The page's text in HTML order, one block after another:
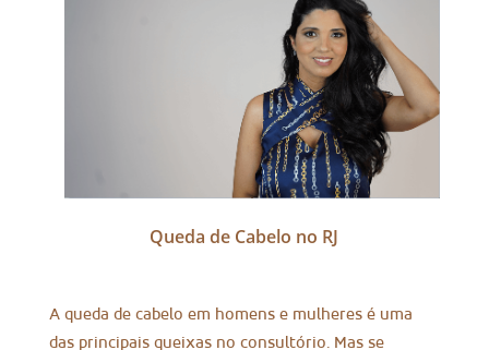
Queda de Cabelo no RJ
A queda de cabelo em homens e mulheres é uma
das principais queixas no consultório. Mas se